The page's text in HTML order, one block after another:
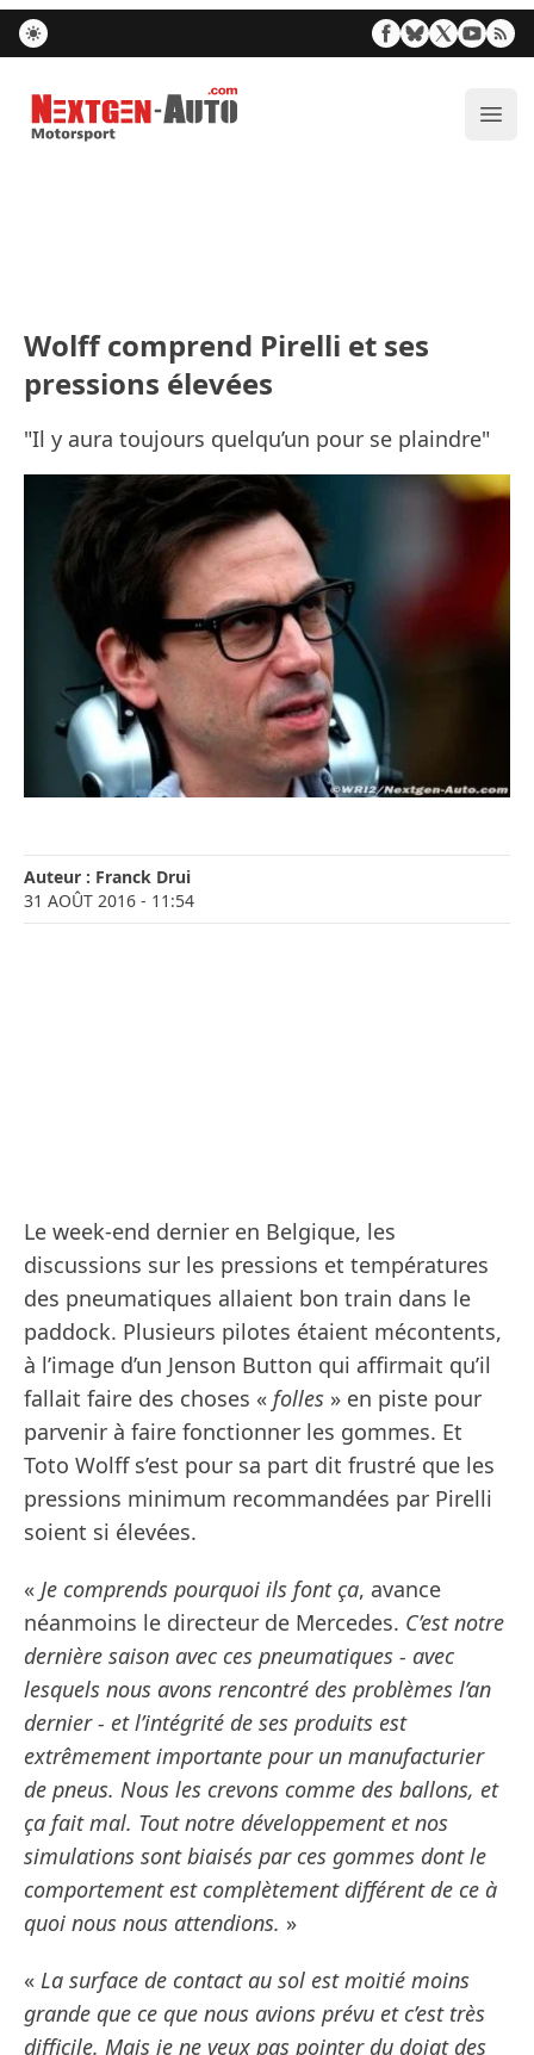
Nextgen-Auto.com
Wolff comprend Pirelli et ses
pressions élevées
"Il y aura toujours quelqu’un pour se plaindre"
Auteur : Franck Drui
31 AOÛT 2016 - 11:54
Le week-end dernier en Belgique, les
discussions sur les pressions et températures
des pneumatiques allaient bon train dans le
paddock. Plusieurs pilotes étaient mécontents,
à l’image d’un Jenson Button qui affirmait qu’il
fallait faire des choses « folles » en piste pour
parvenir à faire fonctionner les gommes. Et
Toto Wolff s’est pour sa part dit frustré que les
pressions minimum recommandées par Pirelli
soient si élevées.
« Je comprends pourquoi ils font ça, avance
néanmoins le directeur de Mercedes. C’est notre
dernière saison avec ces pneumatiques - avec
lesquels nous avons rencontré des problèmes l’an
dernier - et l’intégrité de ses produits est
extrêmement importante pour un manufacturier
de pneus. Nous les crevons comme des ballons, et
ça fait mal. Tout notre développement et nos
simulations sont biaisés par ces gommes dont le
comportement est complètement différent de ce à
quoi nous nous attendions. »
« La surface de contact au sol est moitié moins
grande que ce que nous avions prévu et c’est très
difficile. Mais je ne veux pas pointer du doigt des